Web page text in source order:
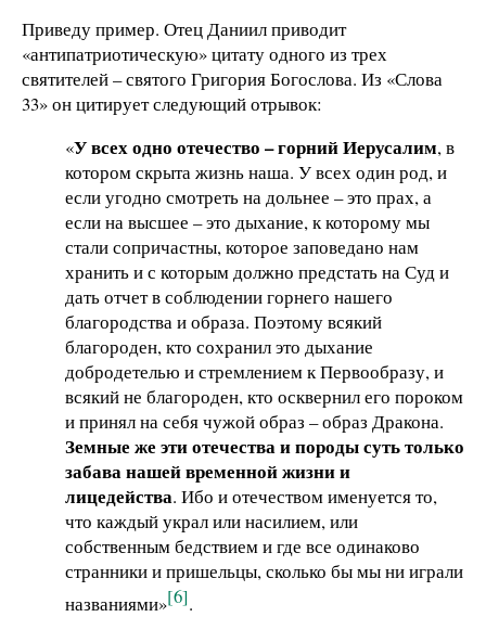
Приведу пример. Отец Даниил приводит
«антипатриотическую» цитату одного из трех
святителей – святого Григория Богослова. Из «Слова
33» он цитирует следующий отрывок:
«У всех одно отечество – горний Иерусалим, в
котором скрыта жизнь наша. У всех один род, и
если угодно смотреть на дольнее – это прах, а
если на высшее – это дыхание, к которому мы
стали сопричастны, которое заповедано нам
хранить и с которым должно предстать на Суд и
дать отчет в соблюдении горнего нашего
благородства и образа. Поэтому всякий
благороден, кто сохранил это дыхание
добродетелью и стремлением к Первообразу, и
всякий не благороден, кто осквернил его пороком
и принял на себя чужой образ – образ Дракона.
Земные же эти отечества и породы суть только
забава нашей временной жизни и
лицедейства. Ибо и отечеством именуется то,
что каждый украл или насилием, или
собственным бедствием и где все одинаково
странники и пришельцы, сколько бы мы ни играли
названиями»[6].